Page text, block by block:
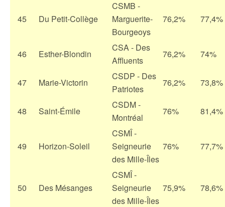
45 Du Petit-Collège
CSMB -
Marguerite-
Bourgeoys
76,2% 77,4%
46 Esther-Blondin
CSA - Des
Affluents
76,2% 74%
47 Marie-Victorin
CSDP - Des
Patriotes
76,2% 73,8%
48 Saint-Émile
CSDM -
Montréal
76% 81,4%
49 Horizon-Soleil
CSMÎ -
Seigneurie
des Mille-Îles
76% 77,7%
50 Des Mésanges
CSMÎ -
Seigneurie
des Mille-Îles
75,9% 78,6%